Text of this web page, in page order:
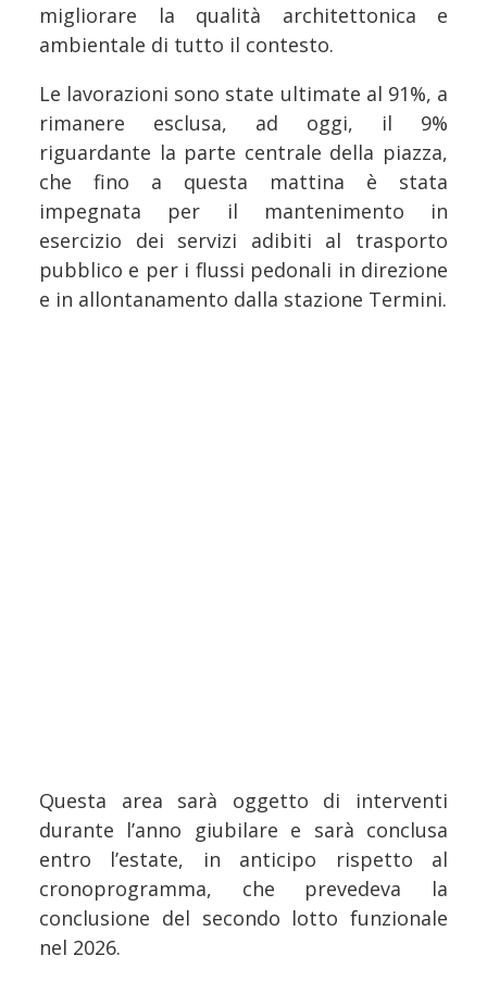
migliorare la qualità architettonica e
ambientale di tutto il contesto.
Le lavorazioni sono state ultimate al 91%, a
rimanere esclusa, ad oggi, il 9%
riguardante la parte centrale della piazza,
che fino a questa mattina è stata
impegnata per il mantenimento in
esercizio dei servizi adibiti al trasporto
pubblico e per i flussi pedonali in direzione
e in allontanamento dalla stazione Termini.
Questa area sarà oggetto di interventi
durante l’anno giubilare e sarà conclusa
entro l’estate, in anticipo rispetto al
cronoprogramma, che prevedeva la
conclusione del secondo lotto funzionale
nel 2026.